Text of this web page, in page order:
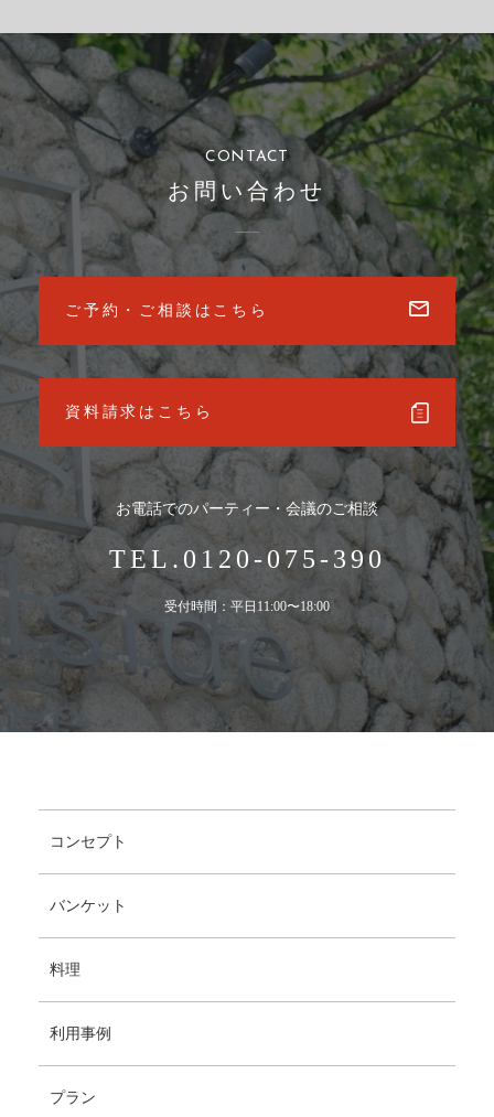
CONTACT
お問い合わせ
ご予約・ご相談はこちら
資料請求はこちら
お電話でのパーティー・会議のご相談
TEL.0120-075-390
受付時間：平日11:00〜18:00
コンセプト
バンケット
料理
利用事例
プラン